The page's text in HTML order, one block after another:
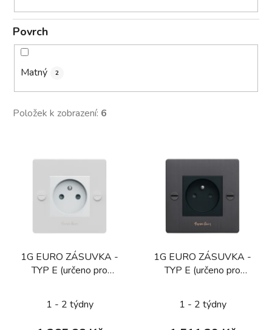
Povrch
Matný 2
Položek k zobrazení: 6
1G EURO ZÁSUVKA -
TYP E (určeno pro
1 - 2 týdny
1G EURO ZÁSUVKA -
TYP E (určeno pro
BRONZ
1 - 2 týdny